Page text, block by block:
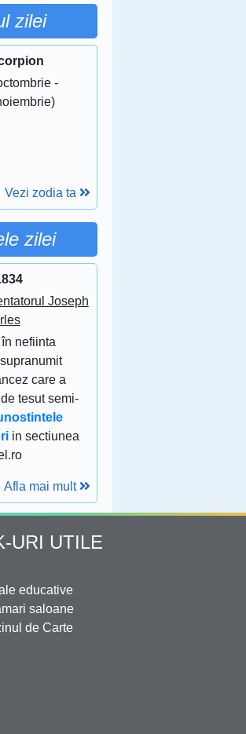
zilei
-
Vezi zodia ta
zilei
Joseph
nefiinta
care a
tesut semi-
in sectiunea
Afla mai mult
URI UTILE
educative
saloane
de Carte